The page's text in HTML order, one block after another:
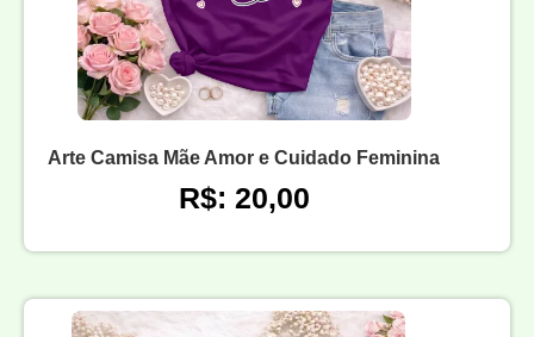
Arte Camisa Mãe Amor e Cuidado Feminina
R$: 20,00